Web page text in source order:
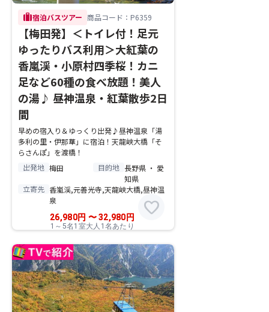
trip宿泊バスツアー 商品コード：P6359
【梅田発】＜トイレ付！足元
ゆったりバス利用＞大紅葉の
香嵐渓・小原村四季桜！カニ
足など60種の食べ放題！美人
の湯♪ 昼神温泉・紅葉散歩2日
間
早めの宿入り＆ゆっくり出発♪昼神温泉「湯
多利の里・伊那華」に宿泊！天龍峡大橋「そ
らさんぽ」を渡橋！
出発地 梅田 目的地 長野県 ・ 愛
知県
立寄先 香嵐渓,元善光寺,天龍峡大橋,昼神温
泉
26,980円 〜32,980 円
1～5名1室大人1名あたり
favorite